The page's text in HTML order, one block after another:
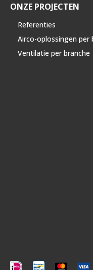
ONZE PROJECTEN
Referenties
Airco-oplossingen per
Ventilatie per branche